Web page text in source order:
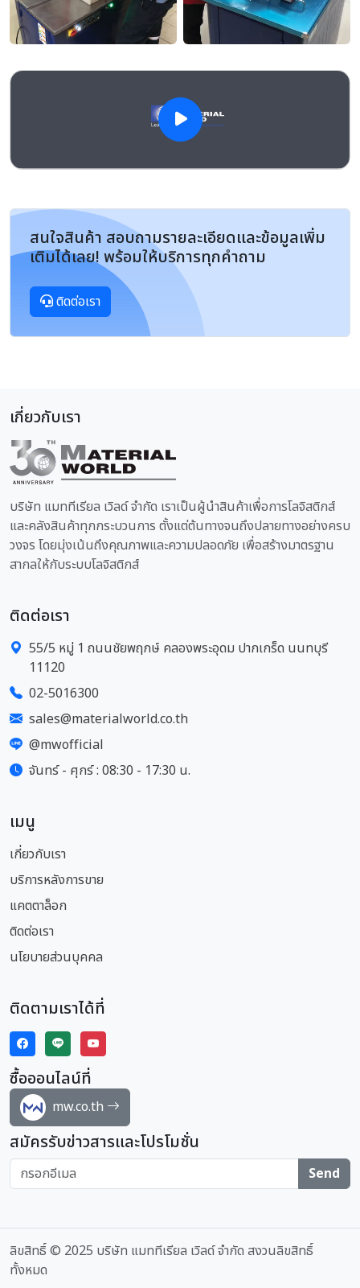
สนใจสินค้า สอบถามรายละเอียดและข้อมูลเพิ่ม
เติมได้เลย! พร้อมให้บริการทุกคำถาม
ติดต่อเรา
เกี่ยวกับเรา
บริษัท แมททีเรียล เวิลด์ จำกัด เราเป็นผู้นำสินค้าเพื่อการโลจิสติกส์
และคลังสินค้าทุกกระบวนการ ตั้งแต่ต้นทางจนถึงปลายทางอย่างครบ
วงจร โดยมุ่งเน้นถึงคุณภาพและความปลอดภัย เพื่อสร้างมาตรฐาน
สากลให้กับระบบโลจิสติกส์
ติดต่อเรา
55/5 หมู่ 1 ถนนชัยพฤกษ์ คลองพระอุดม ปากเกร็ด นนทบุรี
11120
02-5016300
sales@materialworld.co.th
@mwofficial
จันทร์ - ศุกร์ : 08:30 - 17:30 น.
เมนู
เกี่ยวกับเรา
บริการหลังการขาย
แคตตาล็อก
ติดต่อเรา
นโยบายส่วนบุคคล
ติดตามเราได้ที่
ซื้อออนไลน์ที่
mw.co.th
สมัครรับข่าวสารและโปรโมชั่น
Send
ลิขสิทธิ์ © 2025 บริษัท แมททีเรียล เวิลด์ จำกัด สงวนลิขสิทธิ์
ทั้งหมด